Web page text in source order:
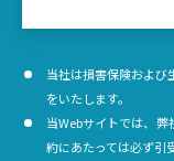
当社は損害保険および
をいたします。
当Webサイトでは、
約にあたっては必ず引